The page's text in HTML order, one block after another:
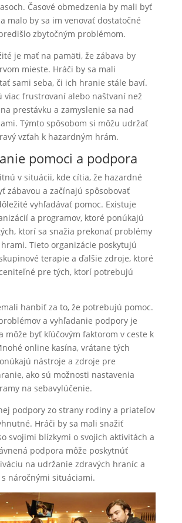
Časové obmedzenia by mali byť
malo by sa im venovať dostatočné
zbytočným problémom.
je mať na pamäti, že zábava by
mieste. Hráči by sa mali
sami seba, či ich hranie stále baví.
viac frustrovaní alebo naštvaní než
prestávku a zamyslenie sa nad
Týmto spôsobom si môžu udržať
vzťah k hazardným hrám.
pomoci a podpora
v situácii, kde cítia, že hazardné
zábavou a začínajú spôsobovať
vyhľadávať pomoc. Existuje
a programov, ktoré ponúkajú
ktorí sa snažia prekonať problémy
Tieto organizácie poskytujú
terapie a ďalšie zdroje, ktoré
pre tých, ktorí potrebujú
hanbiť za to, že potrebujú pomoc.
a vyhľadanie podpory je
môže byť kľúčovým faktorom v ceste k
online kasína, vrátane tých
nástroje a zdroje pre
ako sú možnosti nastavenia
na sebavylúčenie.
podpory zo strany rodiny a priateľov
Hráči by sa mali snažiť
svojimi blízkymi o svojich aktivitách a
podpora môže poskytnúť
na udržanie zdravých hraníc a
náročnými situáciami.